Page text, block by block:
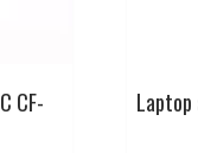
CF- Laptop